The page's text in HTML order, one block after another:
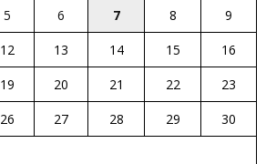
5 6 7 8
9
12 13 14 15
16
19 20 21 22
23
26 27 28 29
30